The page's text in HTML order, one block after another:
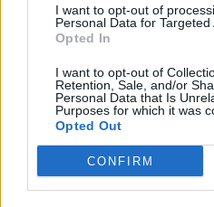
I want to opt-out of
Personal Data for Targeted
Opted In
I want to opt-out of
Retention, Sale, and/or
Personal Data that Is
Purposes for which it was
Opted Out
CONFIRM
story στο
Το μαροκινό χωριό που
Nolan, Yunkai για το